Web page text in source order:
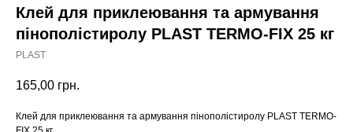
Клей для приклеювання та армування
пінополістиролу PLAST TERMO-FIX 25 кг
PLAST
165,00 грн.
Клей для приклеювання та армування пінополістиролу PLAST TERMO-